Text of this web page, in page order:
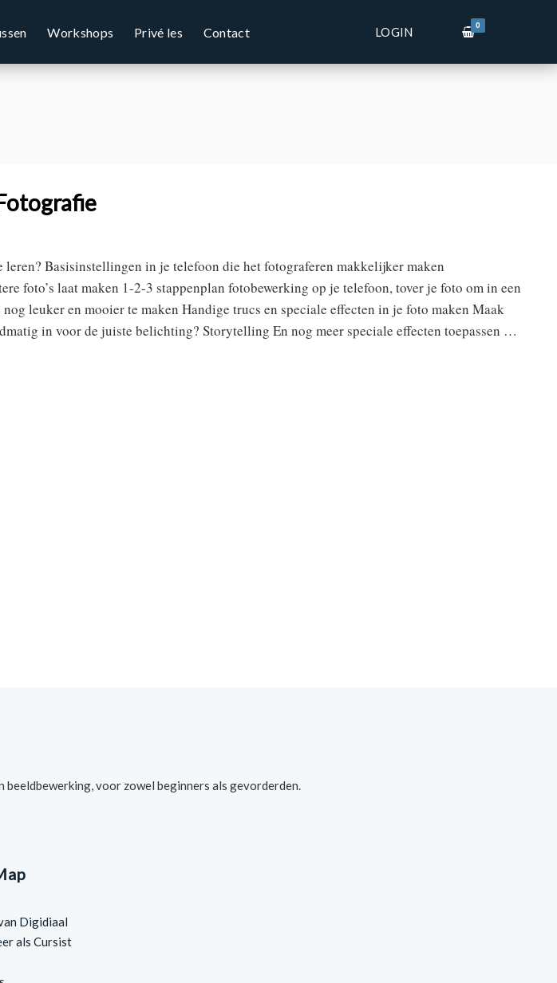
Workshops Privé les Contact LOGIN 0
Basisinstellingen in je telefoon die het fotograferen makkelijker maken
foto’s laat maken 1-2-3 stappenplan fotobewerking op je telefoon, tover je foto om in een
leuker en mooier te maken Handige trucs en speciale effecten in je foto maken Maak
in voor de juiste belichting? Storytelling En nog meer speciale effecten toepassen …
voor zowel beginners als gevorderden.
Digidiaal
als Cursist